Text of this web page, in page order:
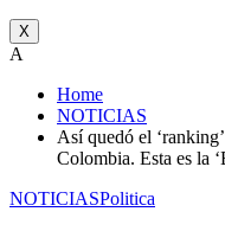
X
A
Home
NOTICIAS
Así quedó el
Colombia. Esta es la
NOTICIASPolitica